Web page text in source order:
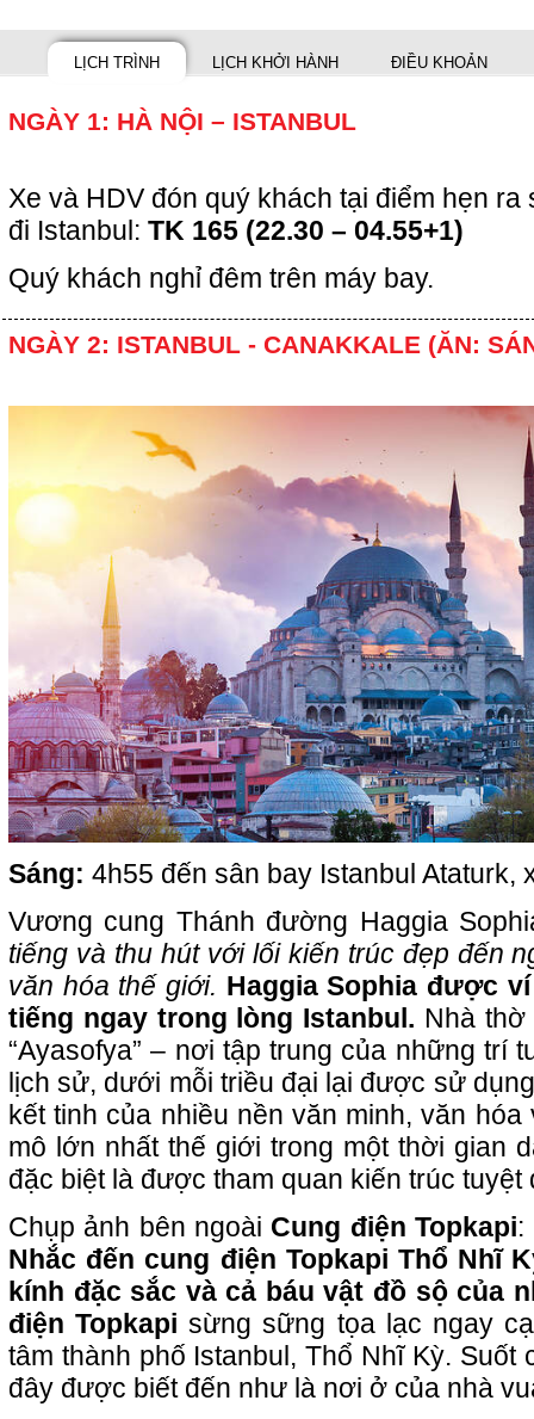
LỊCH TRÌNH LỊCH KHỞI HÀNH ĐIỀU KHOẢN
NGÀY 1: HÀ NỘI – ISTANBUL
Xe và HDV đón quý khách tại điểm hẹn
đi Istanbul: TK 165 (22.30 – 04.55+1)
Quý khách nghỉ đêm trên máy bay.
NGÀY 2: ISTANBUL - CANAKKALE (ĂN:
Sáng: 4h55 đến sân bay Istanbul Ataturk,
Vương cung Thánh đường Haggia
tiếng và thu hút với lối kiến trúc đẹp đến
văn hóa thế giới. Haggia Sophia được
tiếng ngay trong lòng Istanbul. Nhà thờ
“Ayasofya” – nơi tập trung của những trí
lịch sử, dưới mỗi triều đại lại được sử
kết tinh của nhiều nền văn minh, văn
mô lớn nhất thế giới trong một thời gian
đặc biệt là được tham quan kiến trúc
Chụp ảnh bên ngoài Cung điện Topkapi:
Nhắc đến cung điện Topkapi Thổ Nhĩ
kính đặc sắc và cả báu vật đồ sộ của
điện Topkapisừng sững tọa lạc ngay
tâm thành phố Istanbul, Thổ Nhĩ Kỳ.
đây được biết đến như là nơi ở của nhà